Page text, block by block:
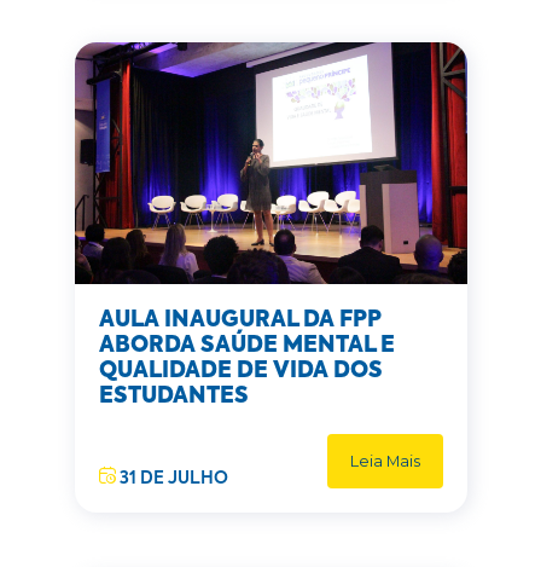
AULA INAUGURAL DA FPP
ABORDA SAÚDE MENTAL E
QUALIDADE DE VIDA DOS
ESTUDANTES
31 DE JULHO
Leia Mais